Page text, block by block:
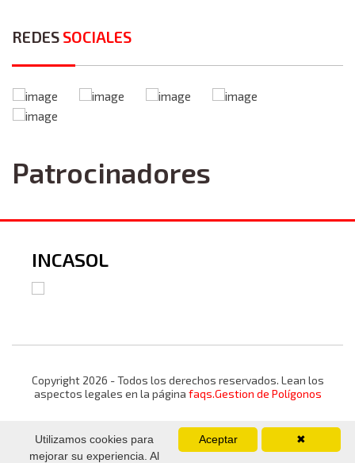
REDES SOCIALES
Patrocinadores
INCASOL
Copyright 2026 - Todos los derechos reservados. Lean los
aspectos legales en la página faqs.Gestion de Polígonos
✖
Aceptar
Utilizamos cookies para
mejorar su experiencia. Al